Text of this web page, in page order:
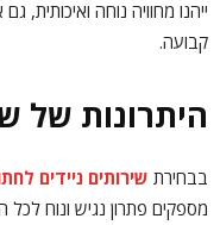
ייהנו מחוויה נוחה
קבועה.
היתרונות של
בבחירת שירותים ניידים
מספקים פתרון נגיש ונוח